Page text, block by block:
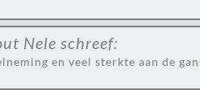
Nele schreef:
en veel sterkte aan de